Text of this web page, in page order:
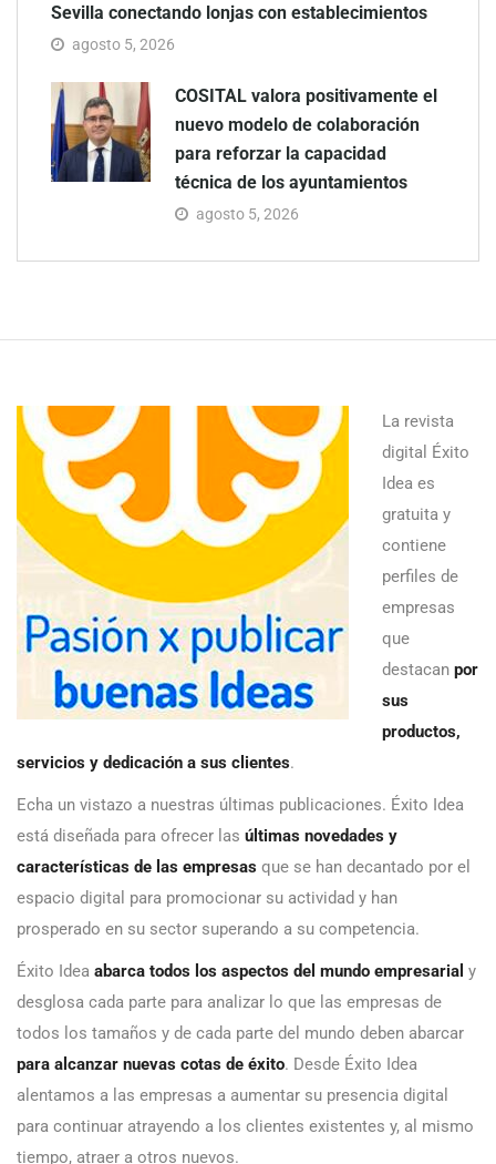
Sevilla conectando lonjas con establecimientos
agosto 5, 2026
COSITAL valora positivamente el
nuevo modelo de colaboración
para reforzar la capacidad
técnica de los ayuntamientos
agosto 5, 2026
La revista
digital Éxito
Idea es
gratuita y
contiene
perfiles de
empresas
que
destacan por
sus
productos,
servicios y dedicación a sus clientes.
Echa un vistazo a nuestras últimas publicaciones. Éxito Idea
está diseñada para ofrecer las últimas novedades y
características de las empresas que se han decantado por el
espacio digital para promocionar su actividad y han
prosperado en su sector superando a su competencia.
Éxito Idea abarca todos los aspectos del mundo empresarial y
desglosa cada parte para analizar lo que las empresas de
todos los tamaños y de cada parte del mundo deben abarcar
para alcanzar nuevas cotas de éxito. Desde Éxito Idea
alentamos a las empresas a aumentar su presencia digital
para continuar atrayendo a los clientes existentes y, al mismo
tiempo, atraer a otros nuevos.